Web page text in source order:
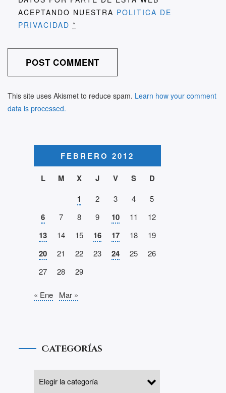
ACEPTANDO NUESTRA POLITICA DE
PRIVACIDAD *
This site uses Akismet to reduce spam. Learn how your comment
data is processed.
FEBRERO 2012
L
M X J V S
D
1
2 3 4 5
6 7 8 9 10 11 12
13 14 15 16 17 18 19
20 21 22 23 24 25
26
27
28 29
« Ene Mar »
Categorías